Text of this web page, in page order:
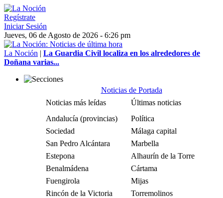
Regístrate
Iniciar Sesión
Jueves, 06 de Agosto de 2026 - 6:26 pm
La Noción | La Guardia Civil localiza en los alrededores de
Doñana varias...
Noticias de Portada
Noticias más leídas
Últimas noticias
Andalucía (provincias)
Política
Sociedad
Málaga capital
San Pedro Alcántara
Marbella
Estepona
Alhaurín de la Torre
Benalmádena
Cártama
Fuengirola
Mijas
Rincón de la Victoria
Torremolinos